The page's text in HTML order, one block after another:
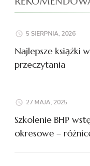
5 SIERPNIA, 2026
Najlepsze książki
przeczytania
27 MAJA, 2025
Szkolenie BHP
okresowe –